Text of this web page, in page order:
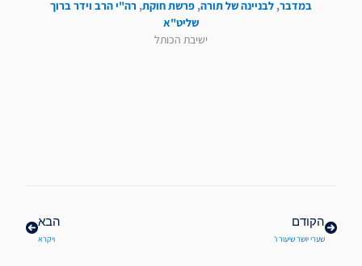
במדבר, לבניינה של תורה, פרשת חוקת, רה"י הרב וידר ברוך
שליט"א
ישיבת הכותל
הקודם
שערי יושר שיעור ו'
הבא
ויקרא